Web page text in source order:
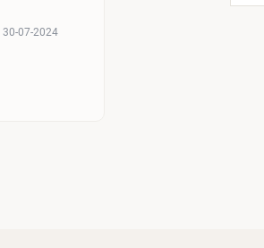
30-07-2024